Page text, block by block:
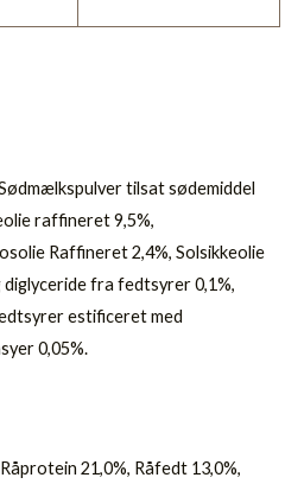
tilsat sødemiddel
raffineret 9,5%,
Raffineret 2,4%, Solsikkeolie
fra fedtsyrer 0,1%,
estificeret med
0,05%.
Råprotein 21,0%, Råfedt 13,0%,